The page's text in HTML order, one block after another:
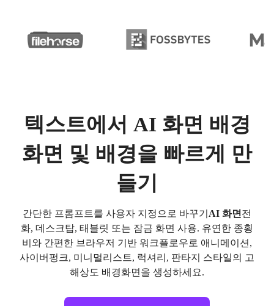
텍스트에서 AI 화면 배경
화면 및 배경을 빠르게 만
들기
간단한 프롬프트를 사용자 지정으로 바꾸기 AI 화면 전
화, 데스크탑, 태블릿 또는 잠금 화면 사용. 유연한 종횡
비와 간편한 브라우저 기반 워크플로우로 애니메이션,
사이버펑크, 미니멀리스트, 럭셔리, 판타지 스타일의 고
해상도 배경화면을 생성하세요.